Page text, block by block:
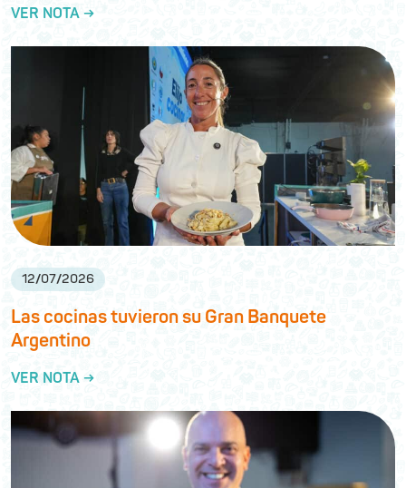
VER NOTA →
12/07/2026
Las cocinas tuvieron su Gran Banquete
Argentino
VER NOTA →